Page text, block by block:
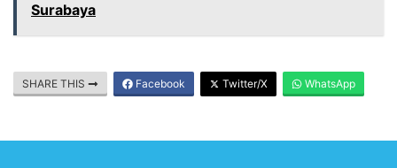
Surabaya
SHARE THIS Facebook Twitter/X WhatsApp